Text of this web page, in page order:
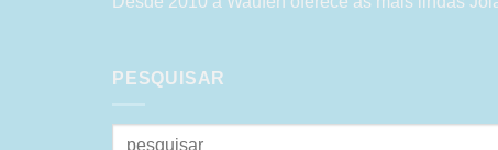
PESQUISAR
Pesquisar